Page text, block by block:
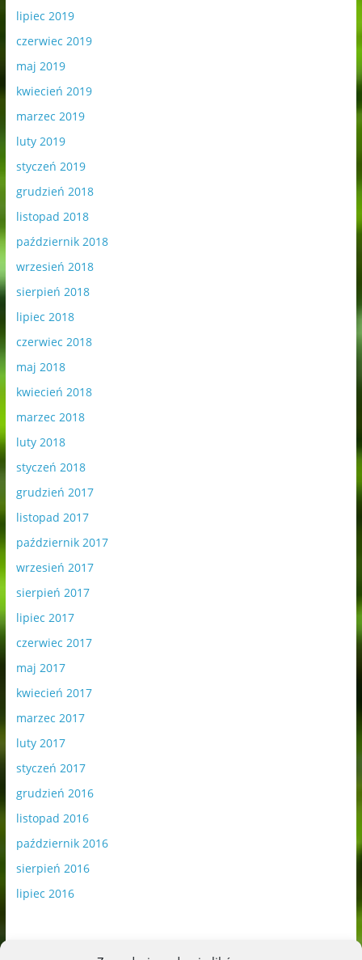
lipiec 2019
czerwiec 2019
maj 2019
kwiecień 2019
marzec 2019
luty 2019
styczeń 2019
grudzień 2018
listopad 2018
październik 2018
wrzesień 2018
sierpień 2018
lipiec 2018
czerwiec 2018
maj 2018
kwiecień 2018
marzec 2018
luty 2018
styczeń 2018
grudzień 2017
listopad 2017
październik 2017
wrzesień 2017
sierpień 2017
lipiec 2017
czerwiec 2017
maj 2017
kwiecień 2017
marzec 2017
luty 2017
styczeń 2017
grudzień 2016
listopad 2016
październik 2016
sierpień 2016
lipiec 2016